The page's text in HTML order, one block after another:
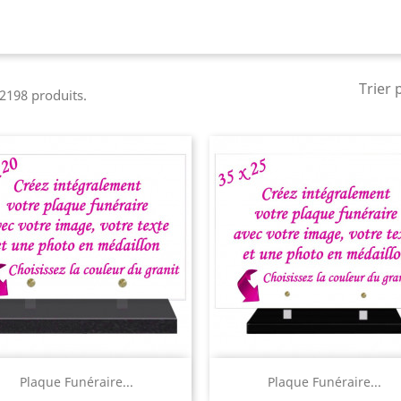
produits.
Trier
Plaque Funéraire...
Aperçu rapide Plaque Funéraire...
Aperçu rapide